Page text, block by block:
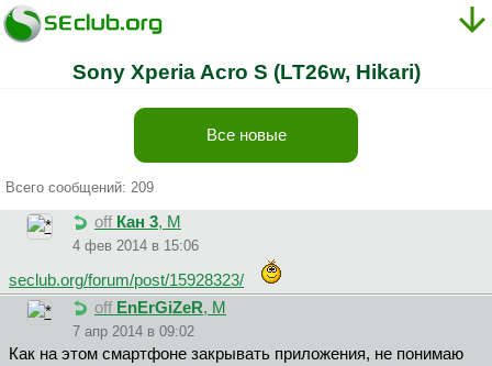
Sony Xperia Acro S (LT26w, Hikari)
Все новые
Всего сообщений: 209
off Кан 3, М
4 фев 2014 в 15:06
seclub.org/forum/post/15928323/
off EnErGiZeR, М
7 апр 2014 в 09:02
Как на этом смартфоне закрывать приложения, не понимаю